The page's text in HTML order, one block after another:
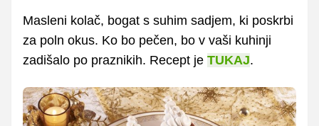
Masleni kolač, bogat s suhim sadjem, ki poskrbi
za poln okus. Ko bo pečen, bo v vaši kuhinji
zadišalo po praznikih. Recept je TUKAJ.